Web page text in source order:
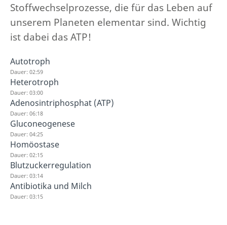
Stoffwechselprozesse, die für das Leben auf
unserem Planeten elementar sind. Wichtig
ist dabei das ATP!
Autotroph
Dauer: 02:59
Heterotroph
Dauer: 03:00
Adenosintriphosphat (ATP)
Dauer: 06:18
Gluconeogenese
Dauer: 04:25
Homöostase
Dauer: 02:15
Blutzuckerregulation
Dauer: 03:14
Antibiotika und Milch
Dauer: 03:15